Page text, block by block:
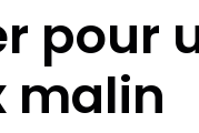
pour
malin